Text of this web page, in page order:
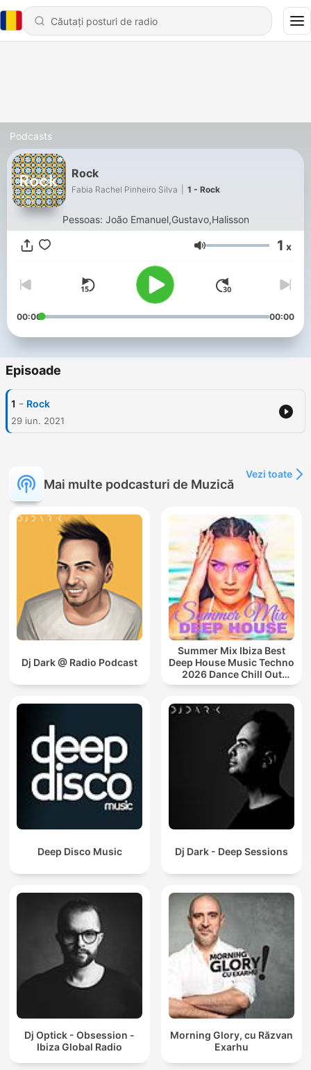
Podcasts
Rock
Fabia Rachel Pinheiro Silva 1 - Rock
Pessoas: João Emanuel,Gustavo,Halisson
Volum 1 x
00:00 00:00
Episoade
1 - Rock
29 iun. 2021
Mai multe podcasturi de Muzică
Vezi toate
Dj Dark @ Radio Podcast
Summer Mix Ibiza Best
Deep House Music Techno
2026 Dance Chill Out
Lounge Podcast
Deep Disco Music Dj Dark - Deep Sessions
Dj Optick - Obsession -
Ibiza Global Radio
Morning Glory, cu Răzvan
Exarhu